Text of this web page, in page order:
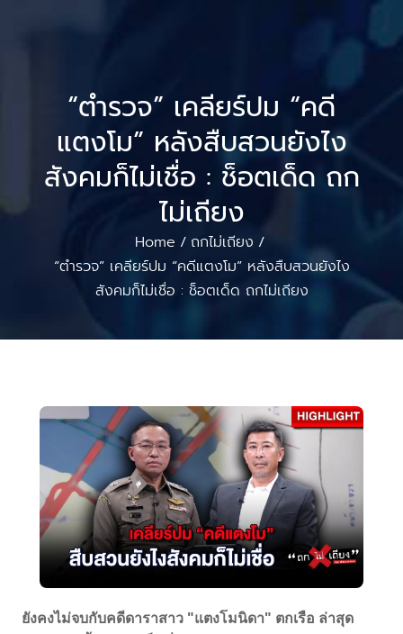
“ตำรวจ” เคลียร์ปม “คดี
แตงโม” หลังสืบสวนยังไง
สังคมก็ไม่เชื่อ : ช็อตเด็ด ถก
ไม่เถียง
Home / ถกไม่เถียง /
“ตำรวจ” เคลียร์ปม “คดีแตงโม” หลังสืบสวนยังไง
สังคมก็ไม่เชื่อ : ช็อตเด็ด ถกไม่เถียง
ยังคงไม่จบกับคดีดาราสาว "แตงโมนิดา" ตกเรือ ล่าสุด